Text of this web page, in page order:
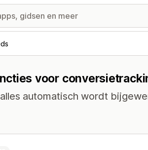
voor
automatisch wordt